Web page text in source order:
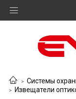
Системы
Извещатели